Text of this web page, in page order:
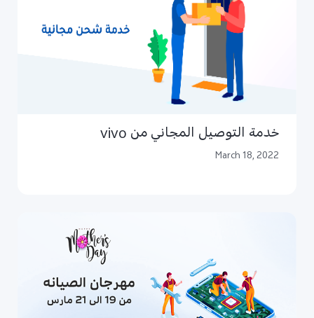
خدمة التوصيل المجاني من vivo
March 18, 2022